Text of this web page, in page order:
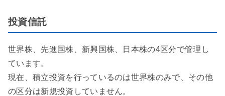
投資信託
世界株、先進国株、新興国株、日本株の4区分で管理し
ています。
現在、積立投資を行っているのは世界株のみで、その他
の区分は新規投資していません。